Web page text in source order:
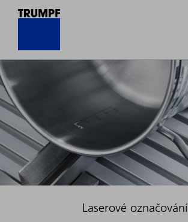
Laserové označování